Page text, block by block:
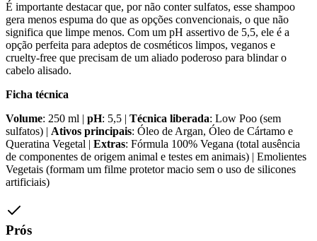
É importante destacar que, por não conter sulfatos, esse shampoo
gera menos espuma do que as opções convencionais, o que não
significa que limpe menos. Com um pH assertivo de 5,5, ele é a
opção perfeita para adeptos de cosméticos limpos, veganos e
cruelty-free que precisam de um aliado poderoso para blindar o
cabelo alisado.
Ficha técnica
Volume: 250 ml | pH: 5,5 | Técnica liberada: Low Poo (sem
sulfatos) | Ativos principais: Óleo de Argan, Óleo de Cártamo e
Queratina Vegetal | Extras: Fórmula 100% Vegana (total ausência
de componentes de origem animal e testes em animais) | Emolientes
Vegetais (formam um filme protetor macio sem o uso de silicones
artificiais)
Prós